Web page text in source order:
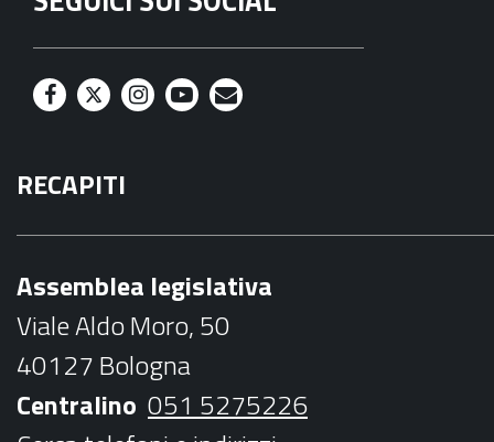
F
c
e
o
k
T
i
t
r
I
t
r
a
m
Y
t
b
e
M
l
RECAPITI
Assemblea legislativa
Viale Aldo Moro, 50
40127 Bologna
Centralino 051 5275226